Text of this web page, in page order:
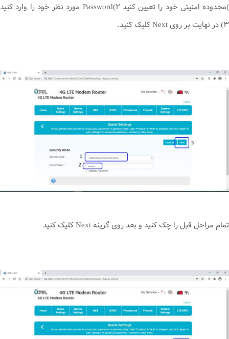
)محدوده امنیتی خود را تعیین کنید ۲)Password مورد نظر خود را وارد کنید
۳) در نهایت بر روی Next کلیک کنید.
تمام مراحل قبل را چک کنید و بعد روی گزینه Next کلیک کنید